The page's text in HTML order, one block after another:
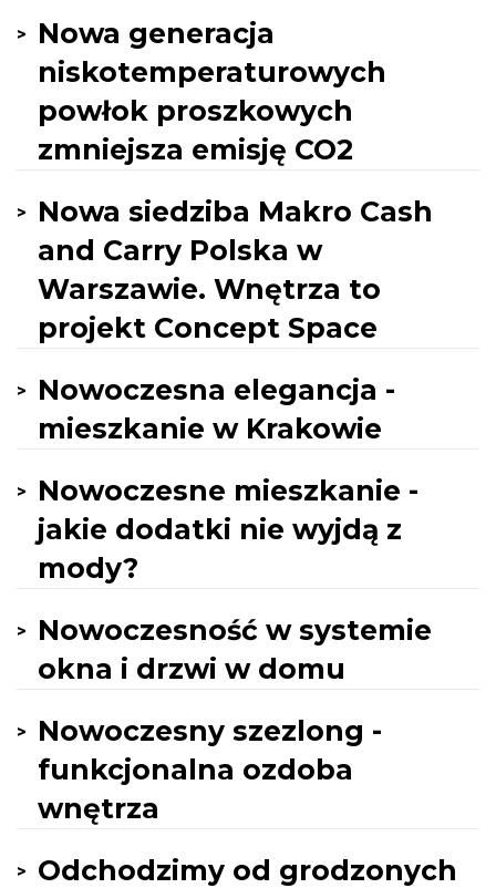
Nowa generacja
niskotemperaturowych
powłok proszkowych
zmniejsza emisję CO2
Nowa siedziba Makro Cash
and Carry Polska w
Warszawie. Wnętrza to
projekt Concept Space
Nowoczesna elegancja -
mieszkanie w Krakowie
Nowoczesne mieszkanie -
jakie dodatki nie wyjdą z
mody?
Nowoczesność w systemie
okna i drzwi w domu
Nowoczesny szezlong -
funkcjonalna ozdoba
wnętrza
Odchodzimy od grodzonych